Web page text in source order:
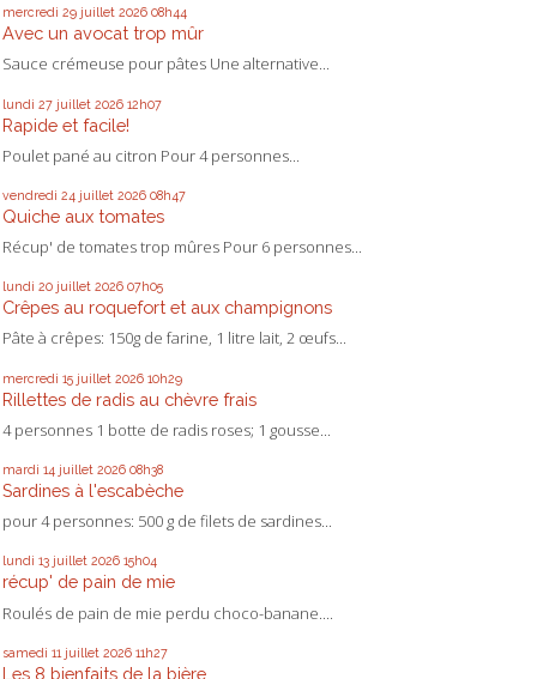
mercredi 29 juillet 2026 08h44
Avec un avocat trop mûr
Sauce crémeuse pour pâtes Une alternative...
lundi 27 juillet 2026 12h07
Rapide et facile!
Poulet pané au citron Pour 4 personnes...
vendredi 24 juillet 2026 08h47
Quiche aux tomates
Récup' de tomates trop mûres Pour 6 personnes...
lundi 20 juillet 2026 07h05
Crêpes au roquefort et aux champignons
Pâte à crêpes: 150g de farine, 1 litre lait, 2 œufs...
mercredi 15 juillet 2026 10h29
Rillettes de radis au chèvre frais
4 personnes 1 botte de radis roses; 1 gousse...
mardi 14 juillet 2026 08h38
Sardines à l'escabèche
pour 4 personnes: 500 g de filets de sardines...
lundi 13 juillet 2026 15h04
récup' de pain de mie
Roulés de pain de mie perdu choco-banane....
samedi 11 juillet 2026 11h27
Les 8 bienfaits de la bière